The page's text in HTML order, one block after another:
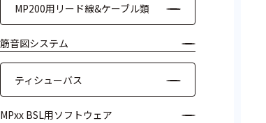
ケーブル
MP200用リード線&ケーブル類
筋音図システム
ティシューバス
MPxx BSL用ソフトウェア